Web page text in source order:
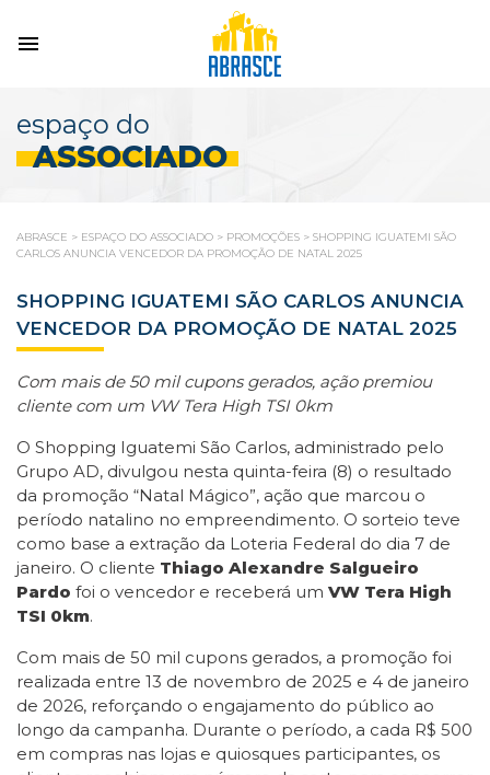
espaço do
ASSOCIADO
ABRASCE > ESPAÇO DO ASSOCIADO > PROMOÇÕES > SHOPPING IGUATEMI SÃO
CARLOS ANUNCIA VENCEDOR DA PROMOÇÃO DE NATAL 2025
SHOPPING IGUATEMI SÃO CARLOS ANUNCIA
VENCEDOR DA PROMOÇÃO DE NATAL 2025
Com mais de 50 mil cupons gerados, ação premiou
cliente com um VW Tera High TSI 0km
O Shopping Iguatemi São Carlos, administrado pelo
Grupo AD, divulgou nesta quinta-feira (8) o resultado
da promoção “Natal Mágico”, ação que marcou o
período natalino no empreendimento. O sorteio teve
como base a extração da Loteria Federal do dia 7 de
janeiro. O cliente Thiago Alexandre Salgueiro
Pardo foi o vencedor e receberá um VW Tera High
TSI 0km.
Com mais de 50 mil cupons gerados, a promoção foi
realizada entre 13 de novembro de 2025 e 4 de janeiro
de 2026, reforçando o engajamento do público ao
longo da campanha. Durante o período, a cada R$ 500
em compras nas lojas e quiosques participantes, os